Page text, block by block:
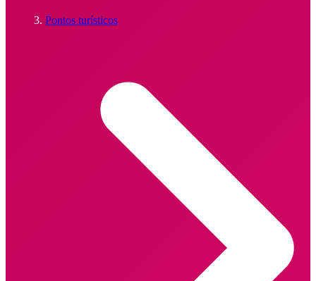
Pontos turísticos